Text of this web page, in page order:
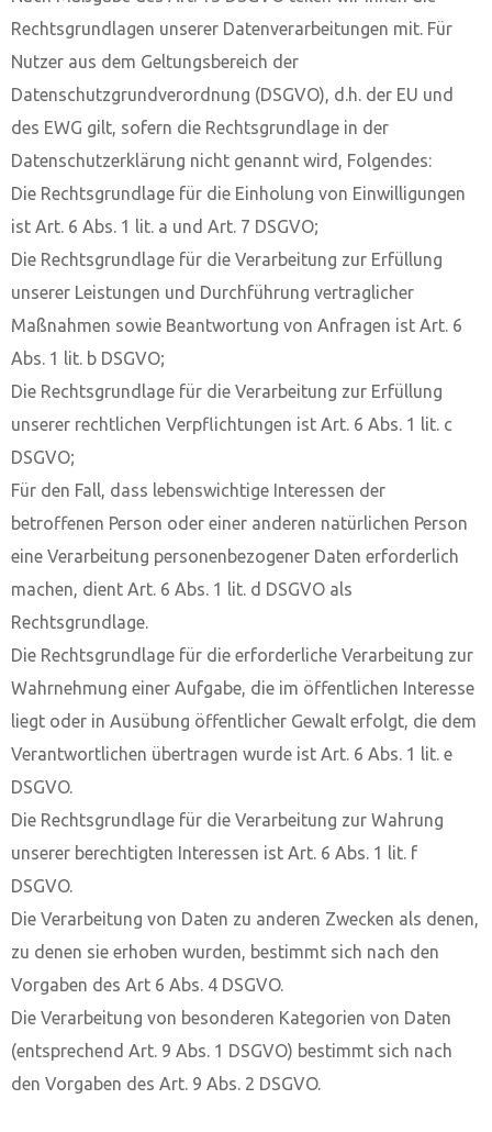
Rechtsgrundlagen unserer Datenverarbeitungen mit. Für
Nutzer aus dem Geltungsbereich der
Datenschutzgrundverordnung (DSGVO), d.h. der EU und
des EWG gilt, sofern die Rechtsgrundlage in der
Datenschutzerklärung nicht genannt wird, Folgendes:
Die Rechtsgrundlage für die Einholung von Einwilligungen
ist Art. 6 Abs. 1 lit. a und Art. 7 DSGVO;
Die Rechtsgrundlage für die Verarbeitung zur Erfüllung
unserer Leistungen und Durchführung vertraglicher
Maßnahmen sowie Beantwortung von Anfragen ist Art. 6
Abs. 1 lit. b DSGVO;
Die Rechtsgrundlage für die Verarbeitung zur Erfüllung
unserer rechtlichen Verpflichtungen ist Art. 6 Abs. 1 lit. c
DSGVO;
Für den Fall, dass lebenswichtige Interessen der
betroffenen Person oder einer anderen natürlichen Person
eine Verarbeitung personenbezogener Daten erforderlich
machen, dient Art. 6 Abs. 1 lit. d DSGVO als
Rechtsgrundlage.
Die Rechtsgrundlage für die erforderliche Verarbeitung zur
Wahrnehmung einer Aufgabe, die im öffentlichen Interesse
liegt oder in Ausübung öffentlicher Gewalt erfolgt, die dem
Verantwortlichen übertragen wurde ist Art. 6 Abs. 1 lit. e
DSGVO.
Die Rechtsgrundlage für die Verarbeitung zur Wahrung
unserer berechtigten Interessen ist Art. 6 Abs. 1 lit. f
DSGVO.
Die Verarbeitung von Daten zu anderen Zwecken als denen,
zu denen sie erhoben wurden, bestimmt sich nach den
Vorgaben des Art 6 Abs. 4 DSGVO.
Die Verarbeitung von besonderen Kategorien von Daten
(entsprechend Art. 9 Abs. 1 DSGVO) bestimmt sich nach
den Vorgaben des Art. 9 Abs. 2 DSGVO.